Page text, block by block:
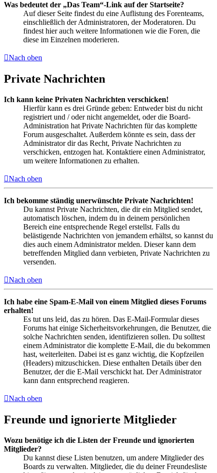
Was bedeutet der „Das Team“-Link auf der Startseite?
Auf dieser Seite findest du eine Auflistung des Forenteams,
einschließlich der Administratoren, der Moderatoren. Du
findest hier auch weitere Informationen wie die Foren, die
diese im Einzelnen moderieren.
Nach oben
Private Nachrichten
Ich kann keine Privaten Nachrichten verschicken!
Hierfür kann es drei Gründe geben: Entweder bist du nicht
registriert und / oder nicht angemeldet, oder die Board-
Administration hat Private Nachrichten für das komplette
Forum ausgeschaltet. Außerdem könnte es sein, dass der
Administrator dir das Recht, Private Nachrichten zu
verschicken, entzogen hat. Kontaktiere einen Administrator,
um weitere Informationen zu erhalten.
Nach oben
Ich bekomme ständig unerwünschte Private Nachrichten!
Du kannst Private Nachrichten, die dir ein Mitglied sendet,
automatisch löschen, indem du in deinem persönlichen
Bereich eine entsprechende Regel erstellst. Falls du
belästigende Nachrichten von jemandem erhältst, so kannst du
dies auch einem Administrator melden. Dieser kann dem
betreffenden Mitglied dann verbieten, Private Nachrichten zu
versenden.
Nach oben
Ich habe eine Spam-E-Mail von einem Mitglied dieses Forums
erhalten!
Es tut uns leid, das zu hören. Das E-Mail-Formular dieses
Forums hat einige Sicherheitsvorkehrungen, die Benutzer, die
solche Nachrichten senden, identifizieren sollen. Du solltest
einem Administrator die komplette E-Mail, die du bekommen
hast, weiterleiten. Dabei ist es ganz wichtig, die Kopfzeilen
(Headers) mitzuschicken. Diese enthalten Details über den
Benutzer, der die E-Mail verschickt hat. Der Administrator
kann dann entsprechend reagieren.
Nach oben
Freunde und ignorierte Mitglieder
Wozu benötige ich die Listen der Freunde und ignorierten
Mitglieder?
Du kannst diese Listen benutzen, um andere Mitglieder des
Boards zu verwalten. Mitglieder, die du deiner Freundesliste